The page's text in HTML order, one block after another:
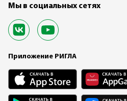
Мы в социальных сетях
Приложение РИГЛА